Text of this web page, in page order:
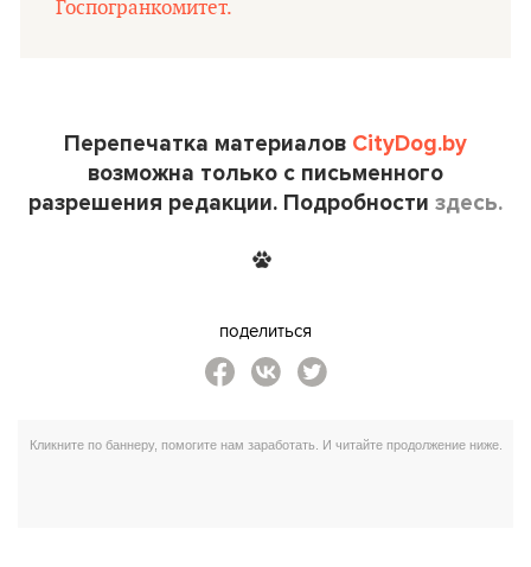
Госпогранкомитет.
Перепечатка материалов CityDog.by
возможна только с письменного
разрешения редакции. Подробности здесь.
поделиться